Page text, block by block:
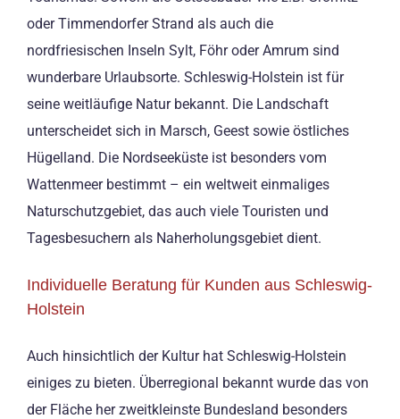
oder Timmendorfer Strand als auch die
nordfriesischen Inseln Sylt, Föhr oder Amrum sind
wunderbare Urlaubsorte. Schleswig-Holstein ist für
seine weitläufige Natur bekannt. Die Landschaft
unterscheidet sich in Marsch, Geest sowie östliches
Hügelland. Die Nordseeküste ist besonders vom
Wattenmeer bestimmt – ein weltweit einmaliges
Naturschutzgebiet, das auch viele Touristen und
Tagesbesuchern als Naherholungsgebiet dient.
Individuelle Beratung für Kunden aus Schleswig-
Holstein
Auch hinsichtlich der Kultur hat Schleswig-Holstein
einiges zu bieten. Überregional bekannt wurde das von
der Fläche her zweitkleinste Bundesland besonders